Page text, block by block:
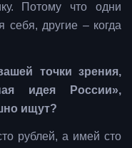
Потому что одни
себя, другие – когда
точки зрения,
идея России»,
ищут?
рублей, а имей сто